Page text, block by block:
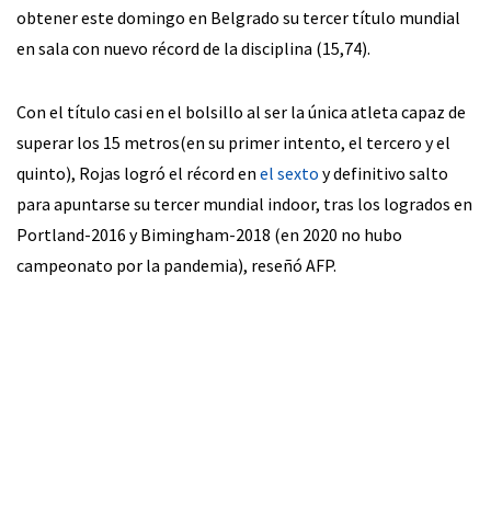
obtener este domingo en Belgrado su tercer título mundial
en sala con nuevo récord de la disciplina (15,74).
Con el título casi en el bolsillo al ser la única atleta capaz de
superar los 15 metros(en su primer intento, el tercero y el
quinto), Rojas logró el récord en el sexto y definitivo salto
para apuntarse su tercer mundial indoor, tras los logrados en
Portland-2016 y Bimingham-2018 (en 2020 no hubo
campeonato por la pandemia), reseñó AFP.